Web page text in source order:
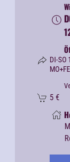
DI-SO
5 €